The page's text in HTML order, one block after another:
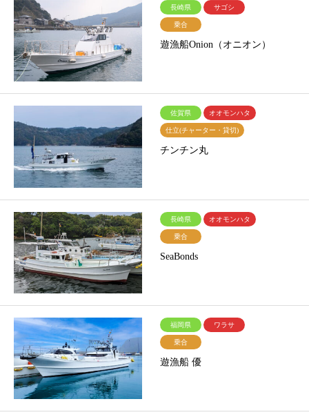
長崎県 サゴシ
乗合
遊漁船Onion（オニオン）
佐賀県 オオモンハタ
仕立(チャーター・貸切)
チンチン丸
長崎県 オオモンハタ
乗合
SeaBonds
福岡県 ワラサ
乗合
遊漁船 優